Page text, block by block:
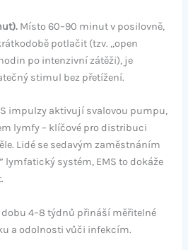
Místo 60–90 minut v posilovně,
potlačit (tzv. „open
po intenzivní zátěži), je
stimul bez přetížení.
impulzy aktivují svalovou pumpu,
lymfy – klíčové pro distribuci
Lidé se sedavým zaměstnáním
systém, EMS to dokáže
dobu 4–8 týdnů přináší měřitelné
a odolnosti vůči infekcím.